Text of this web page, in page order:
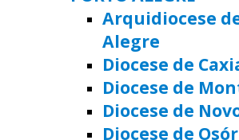
Arquidiocese
Alegre
Diocese de
Diocese de
Diocese de
Diocese de